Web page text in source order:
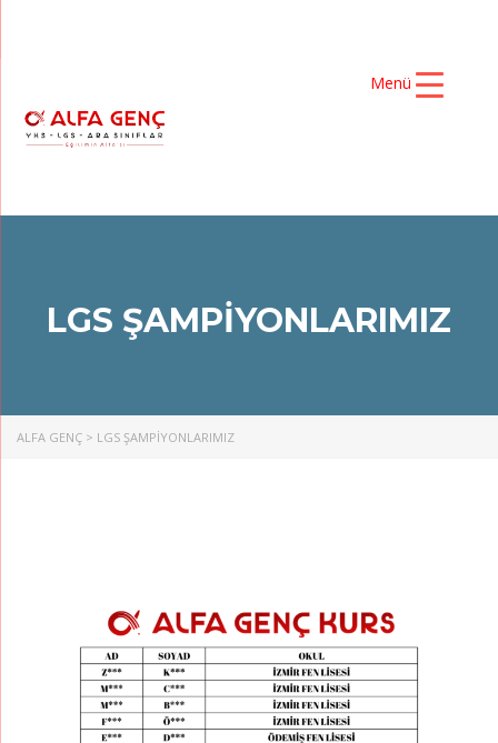
Menü
LGS ŞAMPİYONLARIMIZ
ALFA GENÇ > LGS ŞAMPİYONLARIMIZ